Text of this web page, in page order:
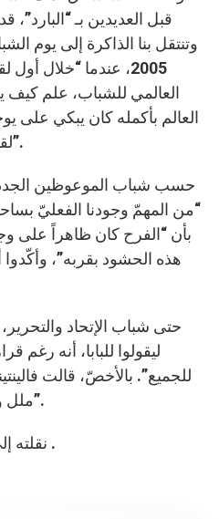
قبل العديدين بـ “البارد”،
وتنتقل بنا الذاكرة إلى يوم
2005، عندما “خلال
العالمي للشباب، علم كيف
العالم بأكمله كان يبكي على
لقاء هذا الحبر الأعظم الجديد”.
حسب شباب الموعوظين الجدد
“من المهمّ وجودنا الفعليّ
بأن “الفرح كان ظاهراً على
هذه الحشود بقربه”، وأكّدوا
حتى شباب الإتحاد
ليقولوا للبابا، أنه رغم
للجميع”. بالأخصّ، قالت
ملل وتعب إلى فتح أبواب العقل”.
*** نقلته إلى العربيّة ماري يعقوب .